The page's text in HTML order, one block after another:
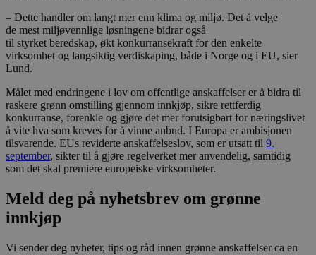
– Dette handler om langt mer enn klima og miljø. Det å velge
de mest miljøvennlige løsningene bidrar også
til styrket beredskap, økt konkurransekraft for den enkelte
virksomhet og langsiktig verdiskaping, både i Norge og i EU, sier
Lund.
Målet med endringene i lov om offentlige anskaffelser er å bidra til
raskere grønn omstilling gjennom innkjøp, sikre rettferdig
konkurranse, forenkle og gjøre det mer forutsigbart for næringslivet
å vite hva som kreves for å vinne anbud. I Europa er ambisjonen
tilsvarende. EUs reviderte anskaffelseslov, som er utsatt til 9.
september, sikter til å gjøre regelverket mer anvendelig, samtidig
som det skal premiere europeiske virksomheter.
Meld deg på nyhetsbrev om grønne
innkjøp
Vi sender deg nyheter, tips og råd innen grønne anskaffelser ca en